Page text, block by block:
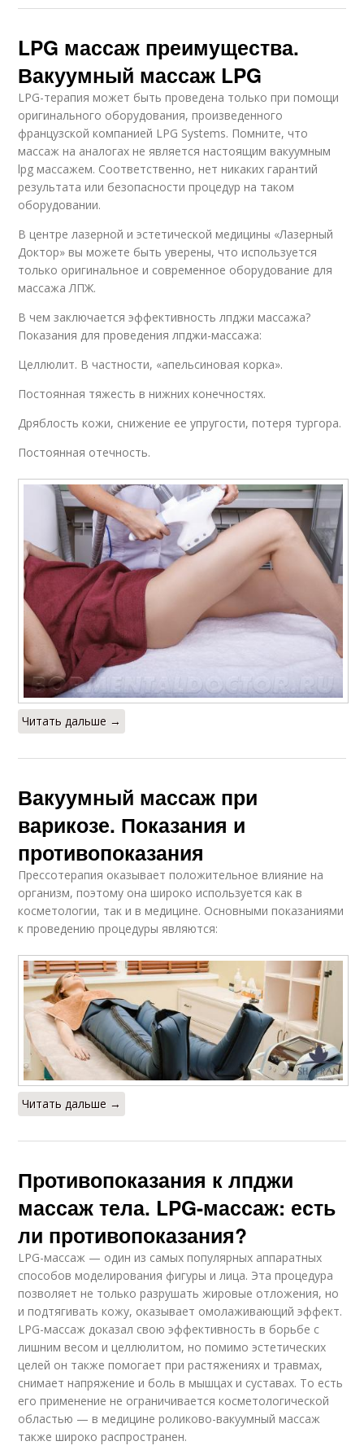
LPG массаж преимущества.
Вакуумный массаж LPG
LPG-терапия может быть проведена только при помощи
оригинального оборудования, произведенного
французской компанией LPG Systems. Помните, что
массаж на аналогах не является настоящим вакуумным
lpg массажем. Соответственно, нет никаких гарантий
результата или безопасности процедур на таком
оборудовании.
В центре лазерной и эстетической медицины «Лазерный
Доктор» вы можете быть уверены, что используется
только оригинальное и современное оборудование для
массажа ЛПЖ.
В чем заключается эффективность лпджи массажа?
Показания для проведения лпджи-массажа:
Целлюлит. В частности, «апельсиновая корка».
Постоянная тяжесть в нижних конечностях.
Дряблость кожи, снижение ее упругости, потеря тургора.
Постоянная отечность.
Читать дальше →
Вакуумный массаж при
варикозе. Показания и
противопоказания
Прессотерапия оказывает положительное влияние на
организм, поэтому она широко используется как в
косметологии, так и в медицине. Основными показаниями
к проведению процедуры являются:
Читать дальше →
Противопоказания к лпджи
массаж тела. LPG-массаж: есть
ли противопоказания?
LPG-массаж — один из самых популярных аппаратных
способов моделирования фигуры и лица. Эта процедура
позволяет не только разрушать жировые отложения, но
и подтягивать кожу, оказывает омолаживающий эффект.
LPG-массаж доказал свою эффективность в борьбе с
лишним весом и целлюлитом, но помимо эстетических
целей он также помогает при растяжениях и травмах,
снимает напряжение и боль в мышцах и суставах. То есть
его применение не ограничивается косметологической
областью — в медицине роликово-вакуумный массаж
также широко распространен.